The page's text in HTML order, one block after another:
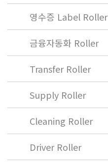
영수증 Label Roller
금융자동화 Roller
Transfer Roller
Supply Roller
Cleaning Roller
Driver Roller